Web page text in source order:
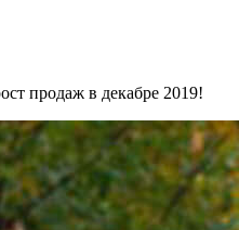
продаж в декабре 2019!